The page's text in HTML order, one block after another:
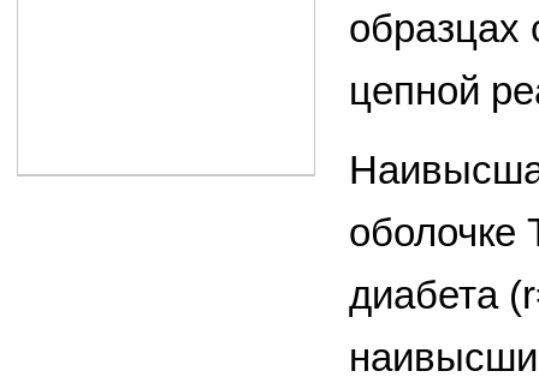
образцах
цепной
оболочке
диабета